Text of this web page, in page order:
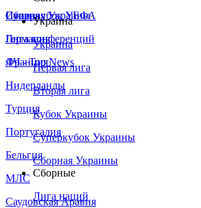
Сборная Украины
Италия
Германия
Франция
Нидерланды
Турция
Португалия
Бельгия
МЛС
Саудовская Аравия
Суперкубок УЕФА
Лига конференций
ЛЧ - Top News
Украина
Украина
Первая лига
Вторая лига
Кубок Украины
Суперкубок Украины
Сборная Украины
Сборные
Лига наций